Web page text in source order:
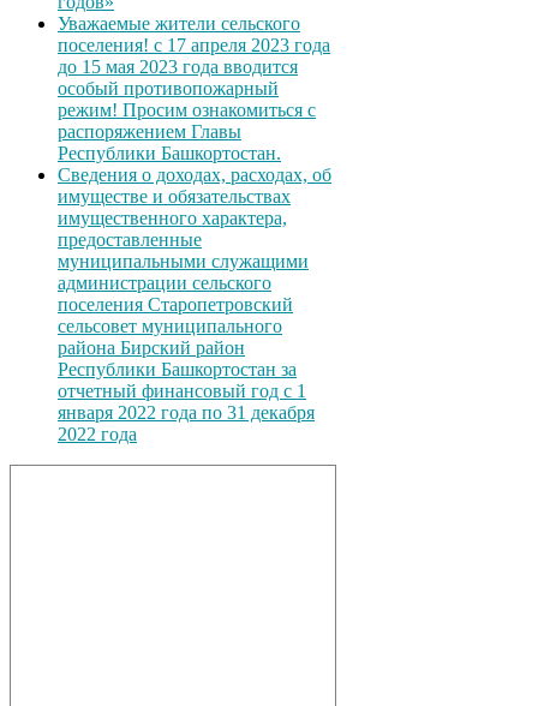
Уважаемые жители сельского
поселения! с 17 апреля 2023 года
до 15 мая 2023 года вводится
особый противопожарный
режим! Просим ознакомиться с
распоряжением Главы
Республики Башкортостан.
Сведения о доходах, расходах, об
имуществе и обязательствах
имущественного характера,
предоставленные
муниципальными служащими
администрации сельского
поселения Старопетровский
сельсовет муниципального
района Бирский район
Республики Башкортостан за
отчетный финансовый год с 1
января 2022 года по 31 декабря
2022 года